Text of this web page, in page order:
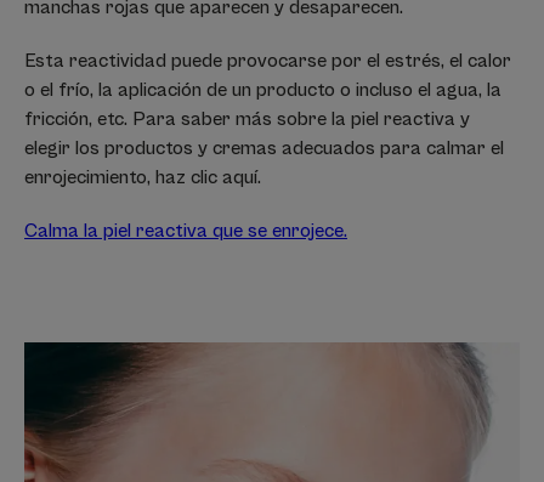
manchas rojas que aparecen y desaparecen.
Esta reactividad puede provocarse por el estrés, el calor
o el frío, la aplicación de un producto o incluso el agua, la
fricción, etc. Para saber más sobre la piel reactiva y
elegir los productos y cremas adecuados para calmar el
enrojecimiento, haz clic aquí.
Calma la piel reactiva que se enrojece.